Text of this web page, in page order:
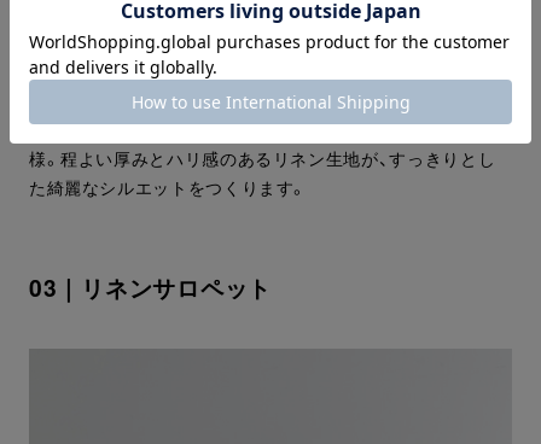
落ち着きのあるグレージュは、クリーンなおしゃれが楽しめ
ます。パンツのウエストはリラックスして着られるゴム仕
様。程よい厚みとハリ感のあるリネン生地が、すっきりとし
た綺麗なシルエットをつくります。
03｜リネンサロペット